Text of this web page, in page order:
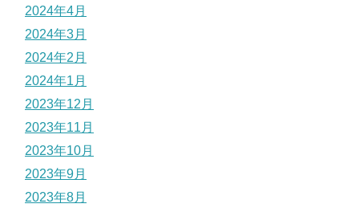
2024年4月
2024年3月
2024年2月
2024年1月
2023年12月
2023年11月
2023年10月
2023年9月
2023年8月